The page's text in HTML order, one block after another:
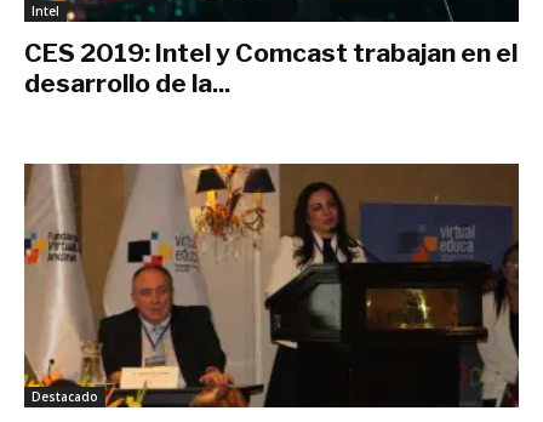
Intel
CES 2019: Intel y Comcast trabajan en el
desarrollo de la...
Destacado